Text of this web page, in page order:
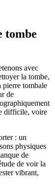
tombe
avec
la tombe,
pierre tombale
de
difficile, voire
: un
physiques
de
de voir la
vibrant,